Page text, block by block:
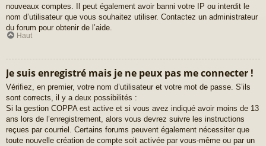
nouveaux comptes. Il peut également avoir banni votre IP ou interdit le
nom d’utilisateur que vous souhaitez utiliser. Contactez un administrateur
du forum pour obtenir de l’aide.
Haut
Je suis enregistré mais je ne peux pas me connecter !
Vérifiez, en premier, votre nom d’utilisateur et votre mot de passe. S’ils
sont corrects, il y a deux possibilités :
Si la gestion COPPA est active et si vous avez indiqué avoir moins de 13
ans lors de l’enregistrement, alors vous devrez suivre les instructions
reçues par courriel. Certains forums peuvent également nécessiter que
toute nouvelle création de compte soit activée par vous-même ou par un